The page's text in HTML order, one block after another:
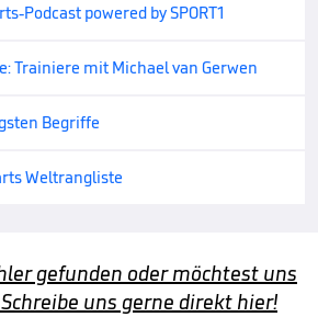
Podcast powered by SPORT1
Trainiere mit Michael van Gerwen
Begriffe
Weltrangliste
gefunden oder möchtest uns
Schreibe uns gerne direkt hier!